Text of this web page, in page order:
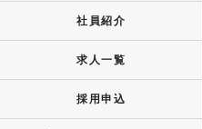
社員紹介
求人一覧
採用申込